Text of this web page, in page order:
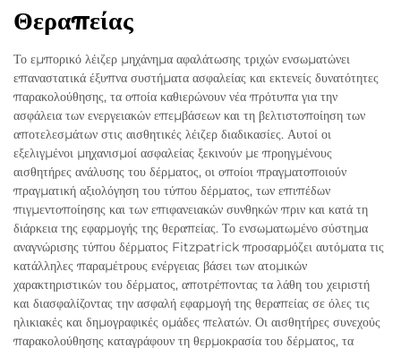
Θεραπείας
Το εμπορικό λέιζερ μηχάνημα αφαλάτωσης τριχών ενσωματώνει
επαναστατικά έξυπνα συστήματα ασφαλείας και εκτενείς δυνατότητες
παρακολούθησης, τα οποία καθιερώνουν νέα πρότυπα για την
ασφάλεια των ενεργειακών επεμβάσεων και τη βελτιστοποίηση των
αποτελεσμάτων στις αισθητικές λέιζερ διαδικασίες. Αυτοί οι
εξελιγμένοι μηχανισμοί ασφαλείας ξεκινούν με προηγμένους
αισθητήρες ανάλυσης του δέρματος, οι οποίοι πραγματοποιούν
πραγματική αξιολόγηση του τύπου δέρματος, των επιπέδων
πιγμεντοποίησης και των επιφανειακών συνθηκών πριν και κατά τη
διάρκεια της εφαρμογής της θεραπείας. Το ενσωματωμένο σύστημα
αναγνώρισης τύπου δέρματος Fitzpatrick προσαρμόζει αυτόματα τις
κατάλληλες παραμέτρους ενέργειας βάσει των ατομικών
χαρακτηριστικών του δέρματος, αποτρέποντας τα λάθη του χειριστή
και διασφαλίζοντας την ασφαλή εφαρμογή της θεραπείας σε όλες τις
ηλικιακές και δημογραφικές ομάδες πελατών. Οι αισθητήρες συνεχούς
παρακολούθησης καταγράφουν τη θερμοκρασία του δέρματος, τα